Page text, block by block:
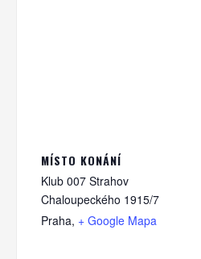
MÍSTO KONÁNÍ
Klub 007 Strahov
Chaloupeckého 1915/7
Praha, + Google Mapa